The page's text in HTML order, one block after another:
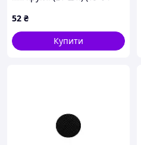
52 ₴
Купити